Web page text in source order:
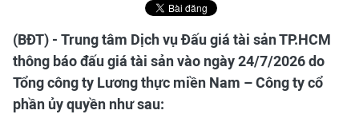
(BĐT) - Trung tâm Dịch vụ Đấu giá tài sản TP.HCM
thông báo đấu giá tài sản vào ngày 24/7/2026 do
Tổng công ty Lương thực miền Nam – Công ty cổ
phần ủy quyền như sau: